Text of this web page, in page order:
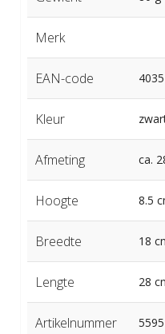
Merk
EAN-code
Kleur
Afmeting ca.
Hoogte 8.5
Breedte 18
Lengte 28
Artikelnummer